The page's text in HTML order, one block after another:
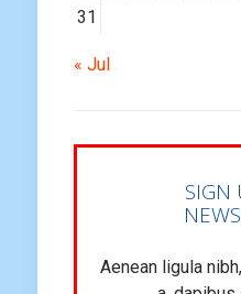
31
« Jul
SIGN
Aenean ligula